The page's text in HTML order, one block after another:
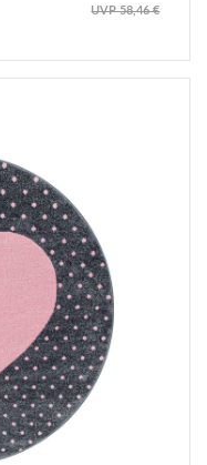
UVP 58,46 €